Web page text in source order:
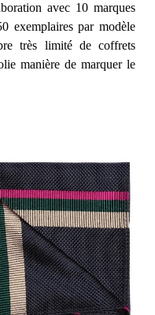
avec 10 marques
exemplaires par modèle
très limité de coffrets
manière de marquer le